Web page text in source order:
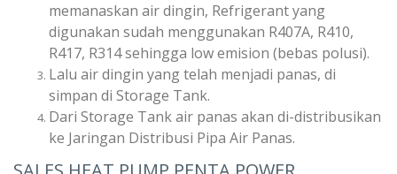
memanaskan air dingin, Refrigerant yang
digunakan sudah menggunakan R407A, R410,
R417, R314 sehingga low emision (bebas polusi).
Lalu air dingin yang telah menjadi panas, di
simpan di Storage Tank.
Dari Storage Tank air panas akan di-distribusikan
ke Jaringan Distribusi Pipa Air Panas.